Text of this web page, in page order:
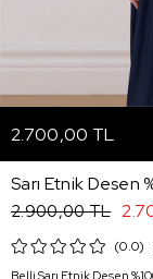
2.700,00 TL
Sarı Etnik Desen
2.900,00 TL
0.0